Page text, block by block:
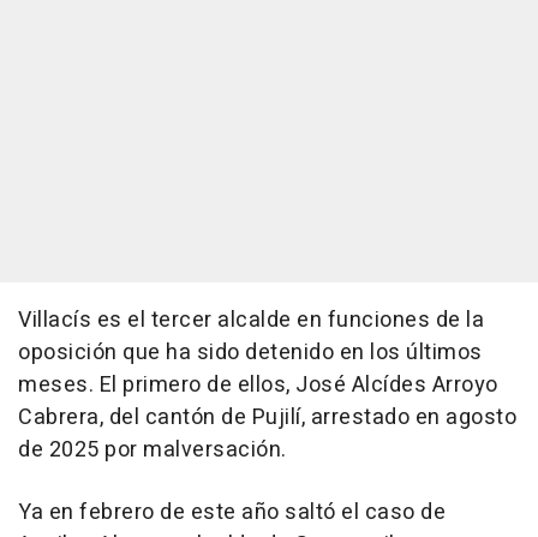
Villacís es el tercer alcalde en funciones de la
oposición que ha sido detenido en los últimos
meses. El primero de ellos, José Alcídes Arroyo
Cabrera, del cantón de Pujilí, arrestado en agosto
de 2025 por malversación.
Ya en febrero de este año saltó el caso de